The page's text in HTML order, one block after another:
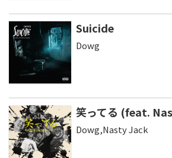
Suicide
Dowg
笑ってる (feat.
Dowg,Nasty Jack